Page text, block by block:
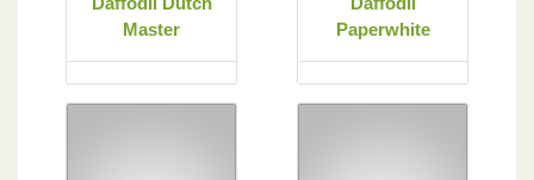
Master
Paperwhite